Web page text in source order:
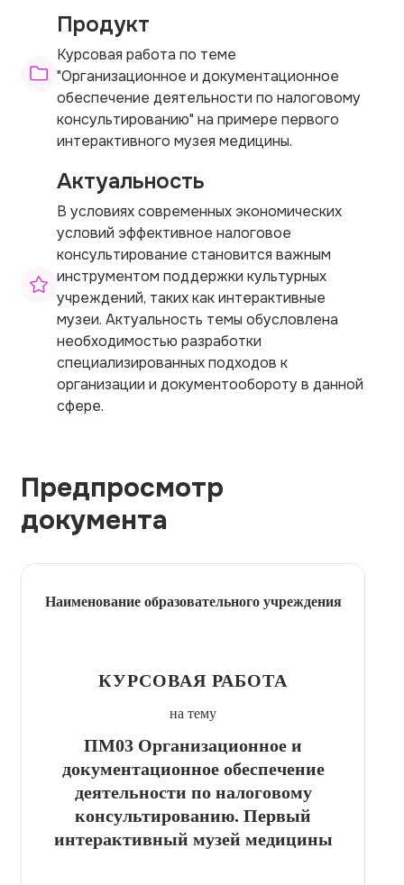
Продукт
Курсовая работа по теме
"Организационное и документационное
обеспечение деятельности по налоговому
консультированию" на примере первого
интерактивного музея медицины.
Актуальность
В условиях современных экономических
условий эффективное налоговое
консультирование становится важным
инструментом поддержки культурных
учреждений, таких как интерактивные
музеи. Актуальность темы обусловлена
необходимостью разработки
специализированных подходов к
организации и документообороту в данной
сфере.
Предпросмотр
документа
Наименование образовательного учреждения
КУРСОВАЯ РАБОТА
на тему
ПМ03 Организационное и
документационное обеспечение
деятельности по налоговому
консультированию. Первый
интерактивный музей медицины